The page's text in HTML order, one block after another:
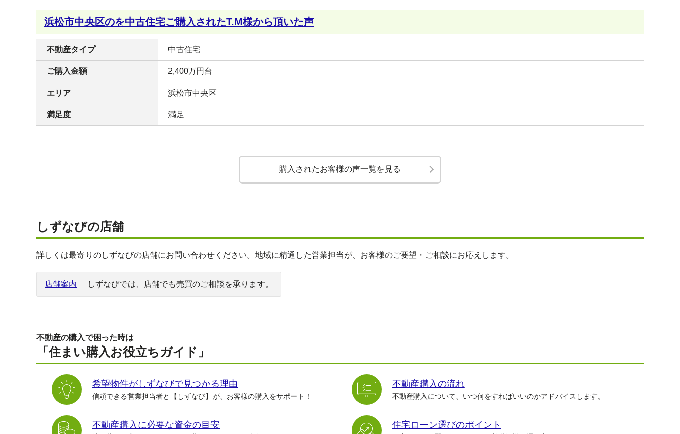
浜松市中央区のを中古住宅ご購入されたT.M様から頂いた声
不動産タイプ 中古住宅
ご購入金額 2,400万円台
エリア 浜松市中央区
満足度 満足
購入されたお客様の声一覧を見る
しずなびの店舗
詳しくは最寄りのしずなびの店舗にお問い合わせください。地域に精通した営業担当が、お客様のご要望・ご相談にお応えします。
店舗案内 しずなびでは、店舗でも売買のご相談を承ります。
不動産の購入で困った時は
「住まい購入お役立ちガイド」
希望物件がしずなびで見つかる理由
信頼できる営業担当者と【しずなび】が、お客様の購入をサポート！
不動産購入の流れ
不動産購入について、いつ何をすればいいのかアドバイスします。
不動産購入に必要な資金の目安 住宅ローン選びのポイント